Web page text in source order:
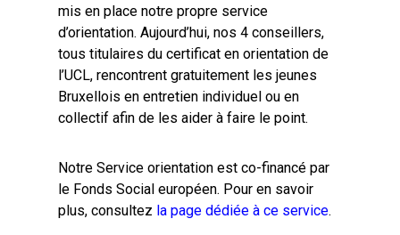
mis en place notre propre service
d’orientation. Aujourd’hui, nos 4 conseillers,
tous titulaires du certificat en orientation de
l’UCL, rencontrent gratuitement les jeunes
Bruxellois en entretien individuel ou en
collectif afin de les aider à faire le point.
Notre Service orientation est co-financé par
le Fonds Social européen. Pour en savoir
plus, consultez la page dédiée à ce service.